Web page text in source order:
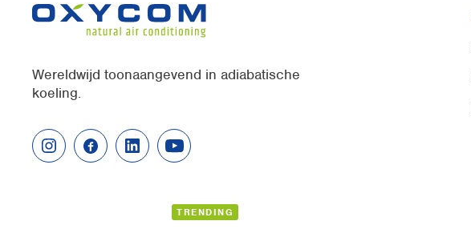
Wereldwijd toonaangevend in adiabatische
koeling.
TRENDING